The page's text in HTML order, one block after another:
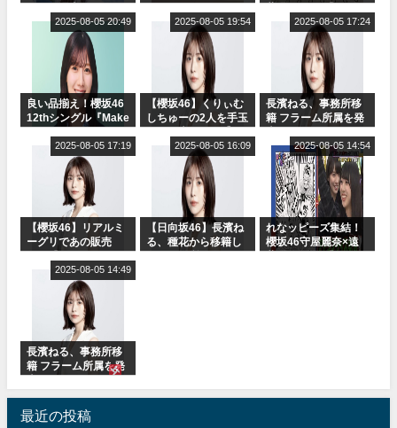
ャルグッズ絶賛販売
ット！」水曜スタジ
オ出演決定
良い品揃え！櫻坂46
12thシングル『Make
ャルグッズ絶賛販売
2025-08-05 20:49
【櫻坂46】くりぃむ
しちゅーの2人を手玉
りぃむナンタラ】
2025-08-05 19:54
長濱ねる、事務所移
籍 フラーム所属を発
2025-08-05 17:24
【櫻坂46】リアルミ
ーグリであの販売
Break』オフィシャ
ルグッズ解禁
2025-08-05 17:19
【日向坂46】長濱ね
る、種花から移籍し
2025-08-05 16:09
れなッピーズ集結！
櫻坂46守屋麗奈×遠
2025-08-05 14:54
長濱ねる、事務所移
籍 フラーム所属を発
2025-08-05 14:49
最近の投稿